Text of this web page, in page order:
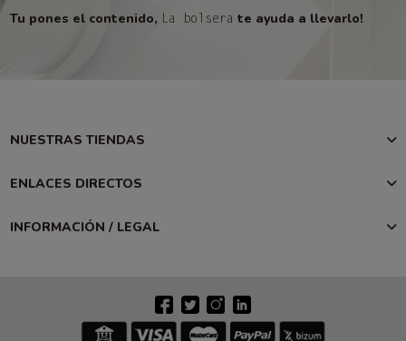
Tu pones el contenido, La bolsera te ayuda a llevarlo!
NUESTRAS TIENDAS
ENLACES DIRECTOS
INFORMACIÓN / LEGAL